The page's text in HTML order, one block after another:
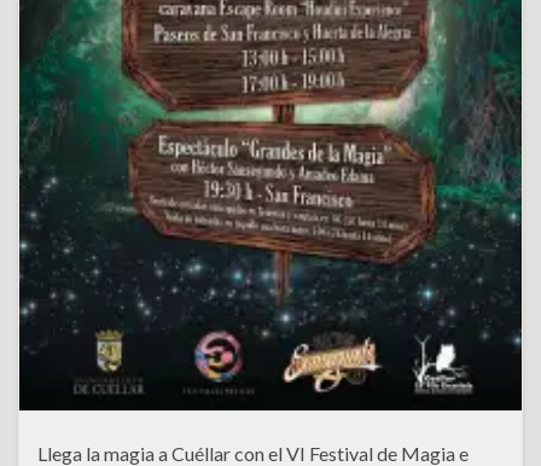
Llega la magia a Cuéllar con el VI Festival de Magia e